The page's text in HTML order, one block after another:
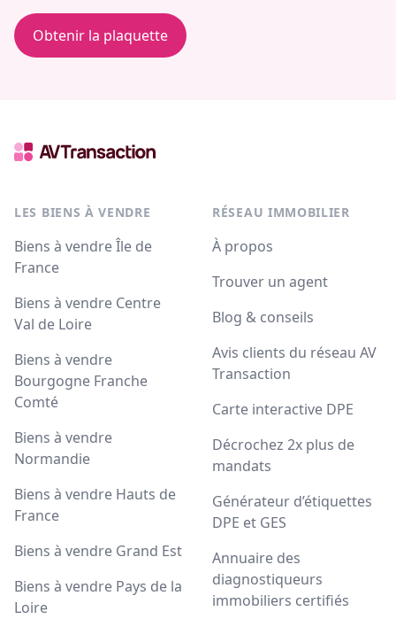
Obtenir la plaquette
LES BIENS À VENDRE
Biens à vendre Île de
France
Biens à vendre Centre
Val de Loire
Biens à vendre
Bourgogne Franche
Comté
Biens à vendre
Normandie
Biens à vendre Hauts de
France
Biens à vendre Grand Est
Biens à vendre Pays de la
Loire
RÉSEAU IMMOBILIER
À propos
Trouver un agent
Blog & conseils
Avis clients du réseau AV
Transaction
Carte interactive DPE
Décrochez 2x plus de
mandats
Générateur d’étiquettes
DPE et GES
Annuaire des
diagnostiqueurs
immobiliers certifiés